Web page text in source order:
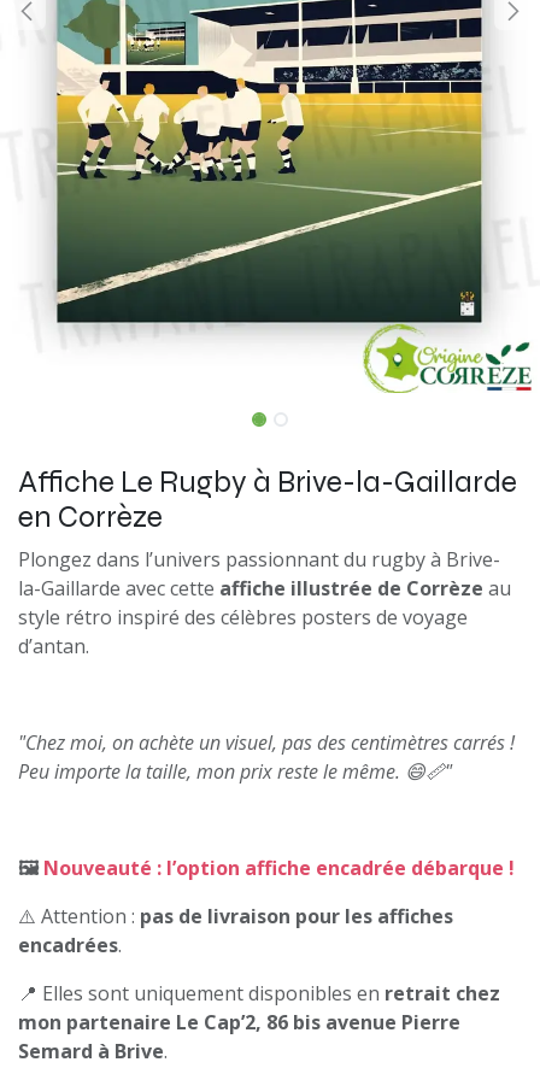
Affiche Le Rugby à Brive-la-Gaillarde
en Corrèze
Plongez dans l’univers passionnant du rugby à Brive-
la-Gaillarde avec cette affiche illustrée de Corrèze au
style rétro inspiré des célèbres posters de voyage
d’antan.
"Chez moi, on achète un visuel, pas des centimètres carrés !
Peu importe la taille, mon prix reste le même. 😄📏"
🖼️Nouveauté : l’option affiche encadrée débarque !
⚠️ Attention : pas de livraison pour les affiches
encadrées.
📍 Elles sont uniquement disponibles en retrait chez
mon partenaire Le Cap’2, 86 bis avenue Pierre
Semard à Brive.